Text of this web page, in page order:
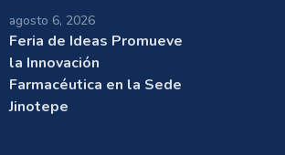
agosto 6, 2026
Feria de Ideas Promueve
la Innovación
Farmacéutica en la Sede
Jinotepe